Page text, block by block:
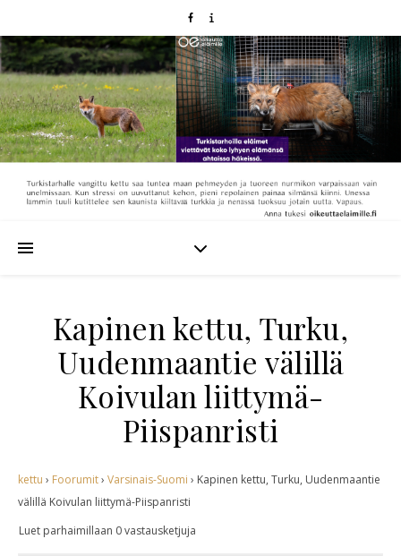
Kapinen kettu, Turku,
Uudenmaantie välillä
Koivulan liittymä-
Piispanristi
kettu › Foorumit› Varsinais-Suomi › Kapinen kettu, Turku, Uudenmaantie
välillä Koivulan liittymä-Piispanristi
Luet parhaimillaan 0 vastausketjuja